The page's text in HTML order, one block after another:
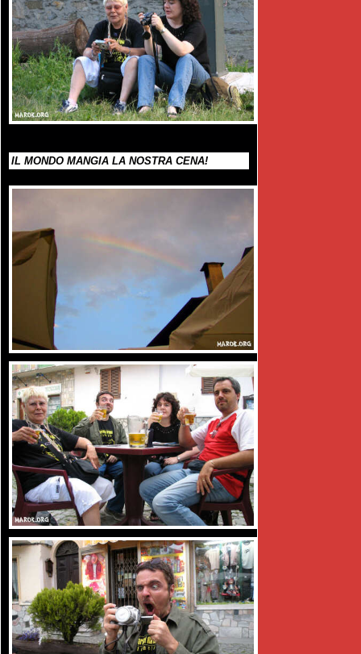
IL MONDO MANGIA LA NOSTRA CENA!